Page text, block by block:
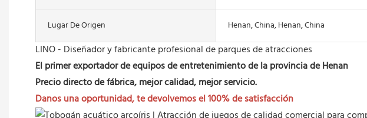
Lugar De Origen Henan, China, Henan, China
LINO - Diseñador y fabricante profesional de parques de atracciones
El primer exportador de equipos de entretenimiento de la provincia de Henan
Precio directo de fábrica, mejor calidad, mejor servicio.
Danos una oportunidad, te devolvemos el 100% de satisfacción